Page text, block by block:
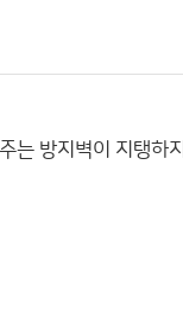
는 방지벽이 지탱하